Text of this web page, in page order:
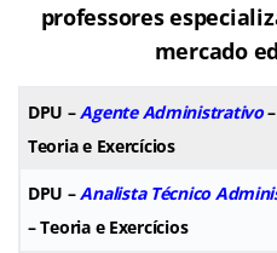
professores
mercado
DPU –Agente Administrativo–
Teoria e Exercícios
DPU –Analista Técnico
– Teoria e Exercícios